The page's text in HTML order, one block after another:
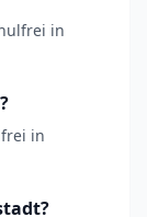
in
in